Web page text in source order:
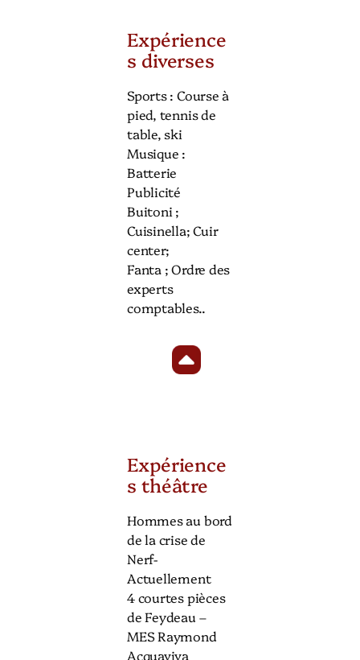
Expérience
s diverses
Sports : Course à
pied, tennis de
table, ski
Musique :
Batterie
Publicité
Buitoni ;
Cuisinella; Cuir
center;
Fanta ; Ordre des
experts
comptables..
Expérience
s théâtre
Hommes au bord
de la crise de
Nerf-
Actuellement
4 courtes pièces
de Feydeau –
MES Raymond
Acquaviva